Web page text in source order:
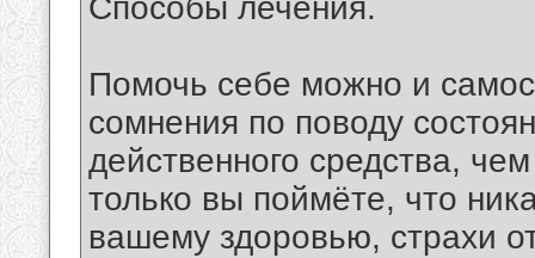
Способы лечения.
Помочь себе можно и
сомнения по поводу
действенного средства,
только вы поймёте, что
вашему здоровью, страхи